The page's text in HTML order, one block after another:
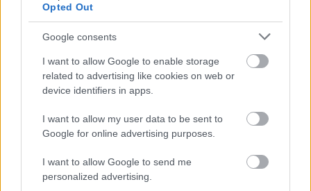
Opted Out
Google consents
I want to allow Google to enable storage
related to advertising like cookies on web or
device identifiers in apps.
I want to allow my user data to be sent to
Google for online advertising purposes.
I want to allow Google to send me
personalized advertising.
Διατροφή και στυτική
δυσλειτουργία: Υπάρχει
σχέση;
Στυτική δυσλειτουργία
ανά ηλικία: Υπάρχουν